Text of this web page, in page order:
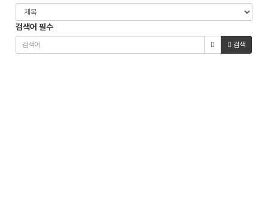
검색어 필수
검색